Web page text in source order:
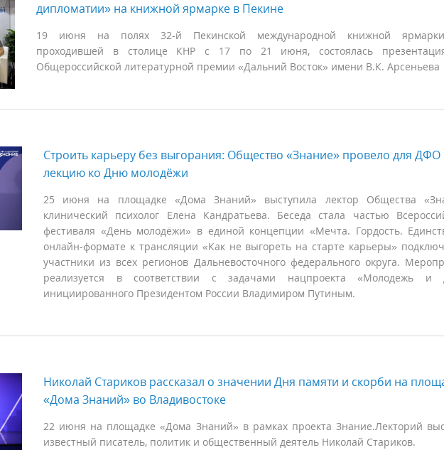
дипломатии» на книжной ярмарке в Пекине
19 июня на полях 32-й Пекинской международной книжной
проходившей в столице КНР с 17 по 21 июня, состоялась
Общероссийской литературной премии «Дальний Восток» имени В.К. Арсеньева
Строить карьеру без выгорания: Общество «Знание» провело для ДФО
лекцию ко Дню молодёжи
25 июня на площадке «Дома Знаний» выступила лектор Общества
клинический психолог Елена Кандратьева. Беседа стала частью
фестиваля «День молодёжи» в единой концепции «Мечта. Гордость.
онлайн-формате к трансляции «Как не выгореть на старте карьеры»
участники из всех регионов Дальневосточного федерального округа.
реализуется в соответствии с задачами нацпроекта «Молодежь и
инициированного Президентом России Владимиром Путиным.
Николай Стариков рассказал о значении Дня памяти и скорби на
«Дома Знаний» во Владивостоке
22 июня на площадке «Дома Знаний» в рамках проекта Знание.Лекторий
известный писатель, политик и общественный деятель Николай Стариков.